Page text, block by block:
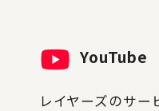
YouTube
レイヤーズのサ